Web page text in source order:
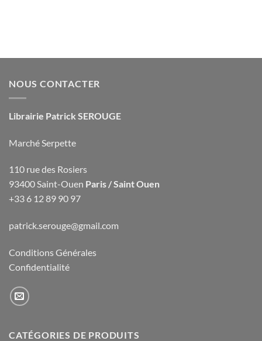
NOUS CONTACTER
Librairie Patrick SEROUGE
Marché Serpette
110 rue des Rosiers
93400 Saint-Ouen Paris / Saint Ouen
+33 6 12 89 90 97
patrick.serouge@gmail.com
Conditions Générales
Confidentialité
CATÉGORIES DE PRODUITS